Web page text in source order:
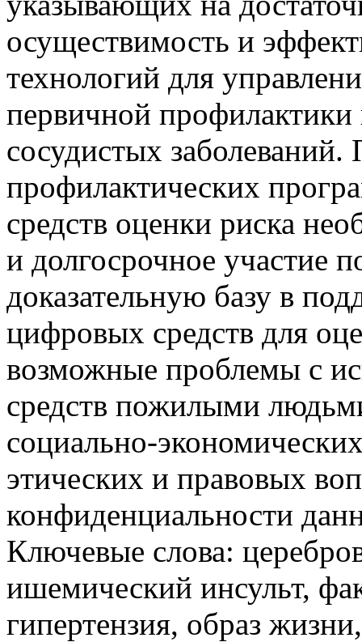
осуществимость и
технологий для
первичной профилактики
сосудистых заболеваний.
профилактических
средств оценки риска
и долгосрочное участие
доказательную базу в
цифровых средств для
возможные проблемы с
средств пожилыми
социально-
этических и правовых
конфиденциальности
Ключевые слова:
ишемический инсульт,
гипертензия, образ